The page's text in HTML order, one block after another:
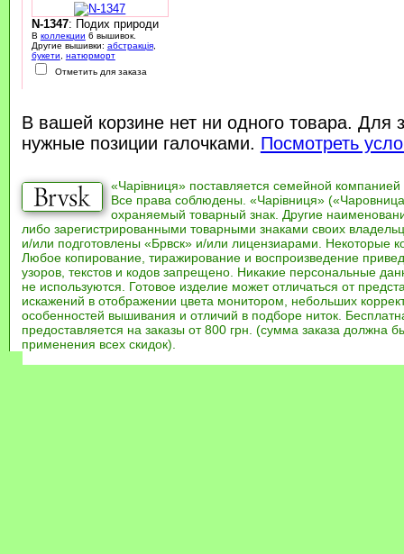
N-1347: Подих природи
В коллекции 6 вышивок.
Другие вышивки: абстракція,
букети
натюрморт
Отметить для заказа
В вашей корзине нет ни одного товара. Для
нужные позиции галочками. Посмотреть
«Чарівниця» поставляется семейной компанией
Все права соблюдены. «Чарівниця»
охраняемый товарный знак. Другие
либо зарегистрированными товарными знаками своих
и/или подготовлены «Брвск» и/или лицензиарами. Некоторые
Любое копирование, тиражирование и воспроизведение
узоров, текстов и кодов запрещено. Никакие персональные
не используются. Готовое изделие может отличаться от
искажений в отображении цвета монитором, небольших
особенностей вышивания и отличий в подборе ниток.
предоставляется на заказы от 800 грн. (сумма заказа должна
применения всех скидок).